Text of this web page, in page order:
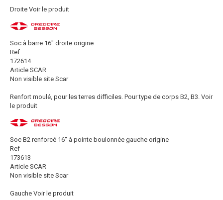
Droite Voir le produit
Soc à barre 16'' droite origine
Ref
172614
Article SCAR
Non visible site Scar
Renfort moulé, pour les terres difficiles. Pour type de corps B2, B3. Voir
le produit
Soc B2 renforcé 16'' à pointe boulonnée gauche origine
Ref
173613
Article SCAR
Non visible site Scar
Gauche Voir le produit